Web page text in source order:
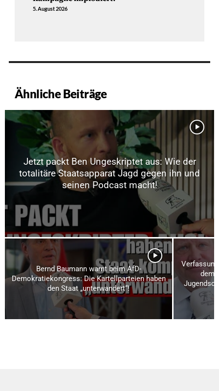
5. August 2026
Ähnliche Beiträge
Jetzt packt Ben Ungeskriptet aus: Wie der
totalitäre Staatsapparat Jagd gegen ihn und
seinen Podcast macht!
Bernd Baumann warnt beim AfD-
Demokratiekongress: Die Kartellparteien haben
den Staat „unterwandert“!
dem